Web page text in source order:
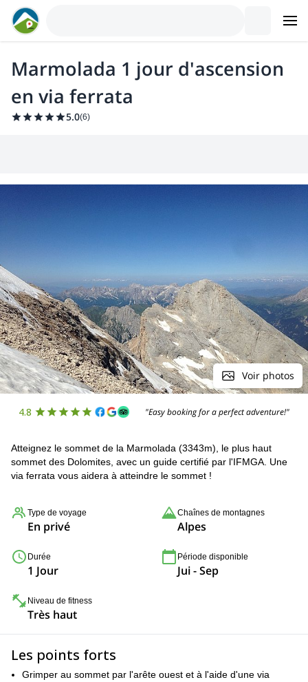
Marmolada 1 jour d'ascension
en via ferrata
5.0(6)
Voir photos
4.8 "Easy booking for a perfect adventure!"
Atteignez le sommet de la Marmolada (3343m), le plus haut
sommet des Dolomites, avec un guide certifié par l'IFMGA. Une
via ferrata vous aidera à atteindre le sommet !
Type de voyage
En privé
Chaînes de montagnes
Alpes
Durée
1 Jour
Période disponible
Jui - Sep
Niveau de fitness
Très haut
Les points forts
Grimper au sommet par l'arête ouest et à l'aide d'une via